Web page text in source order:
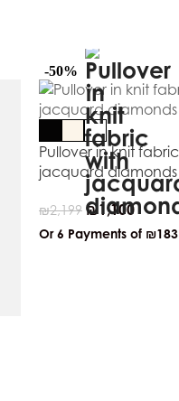
-50%
Pullover in knit
jacquard diamonds
₪2,199 ₪1,100
Or 6 Payments of ₪183